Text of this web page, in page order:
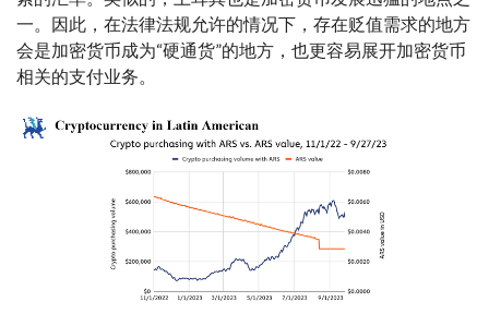
一。因此，在法律法规允许的情况下，存在贬值需求的地方
会是加密货币成为“硬通货”的地方，也更容易展开加密货币
相关的支付业务。